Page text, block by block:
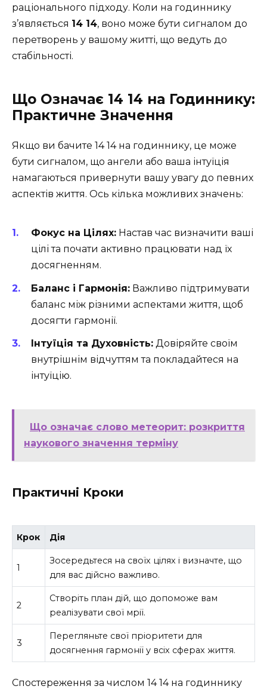
раціонального підходу. Коли на годиннику
з’являється 14 14, воно може бути сигналом до
перетворень у вашому житті, що ведуть до
стабільності.
Що Означає 14 14 на Годиннику:
Практичне Значення
Якщо ви бачите 14 14 на годиннику, це може
бути сигналом, що ангели або ваша інтуїція
намагаються привернути вашу увагу до певних
аспектів життя. Ось кілька можливих значень:
Фокус на Цілях: Настав час визначити ваші
цілі та почати активно працювати над їх
досягненням.
Баланс і Гармонія: Важливо підтримувати
баланс між різними аспектами життя, щоб
досягти гармонії.
Інтуїція та Духовність: Довіряйте своїм
внутрішнім відчуттям та покладайтеся на
інтуїцію.
Що означає слово метеорит: розкриття
наукового значення терміну
Практичні Кроки
Крок Дія
1
Зосередьтеся на своїх цілях і визначте, що
для вас дійсно важливо.
2
Створіть план дій, що допоможе вам
реалізувати свої мрії.
3
Перегляньте свої пріоритети для
досягнення гармонії у всіх сферах життя.
Спостереження за числом 14 14 на годиннику